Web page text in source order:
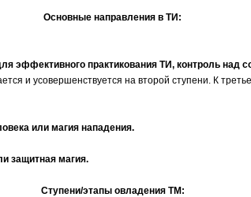
Основные направления в ТИ:
эффективного практикования ТИ, контроль над
и усовершенствуется на второй ступени. К
или магия нападения.
защитная магия.
Ступени/этапы овладения ТМ: